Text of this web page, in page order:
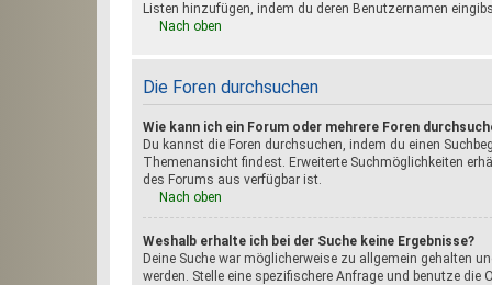
Listen hinzufügen, indem du deren Benutzernamen
Nach oben
Die Foren durchsuchen
Wie kann ich ein Forum oder mehrere Foren
Du kannst die Foren durchsuchen, indem du einen
Themenansicht findest. Erweiterte Suchmöglichkeiten
des Forums aus verfügbar ist.
Nach oben
Weshalb erhalte ich bei der Suche keine Ergebnisse?
Deine Suche war möglicherweise zu allgemein gehalten
werden. Stelle eine spezifischere Anfrage und benutze